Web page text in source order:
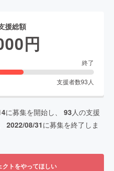
援総額
円
終了
支援者数93 人
に募集を開始し、 93 人の支援
2022/08/31に募集を終了しま
クトをやってほしい